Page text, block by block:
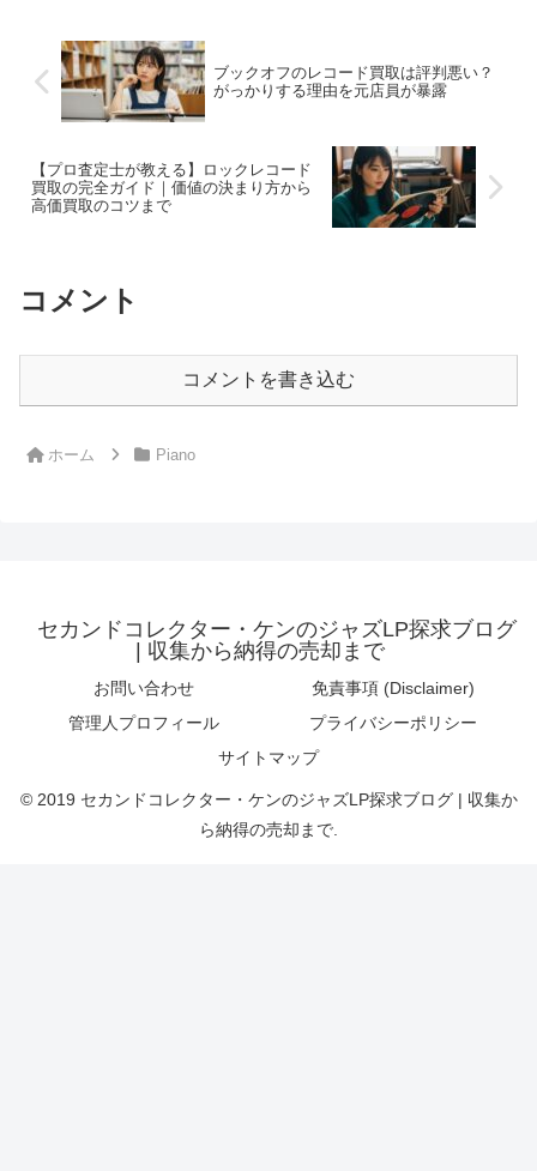
ブックオフのレコード買取は評判悪い？
がっかりする理由を元店員が暴露
【プロ査定士が教える】ロックレコード
買取の完全ガイド｜価値の決まり方から
高価買取のコツまで
コメント
コメントを書き込む
ホーム Piano
セカンドコレクター・ケンのジャズLP探求ブログ
| 収集から納得の売却まで
お問い合わせ
免責事項 (Disclaimer)
管理人プロフィール
プライバシーポリシー
サイトマップ
© 2019 セカンドコレクター・ケンのジャズLP探求ブログ | 収集か
ら納得の売却まで.